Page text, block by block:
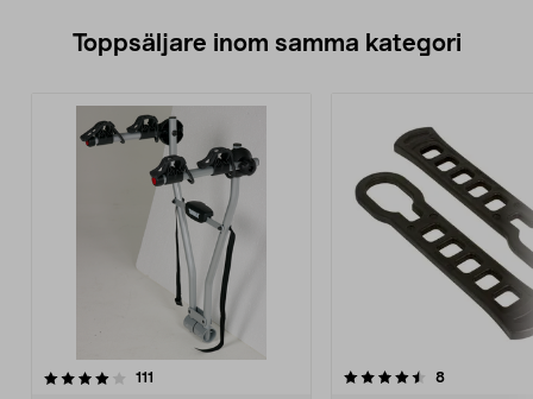
Toppsäljare inom samma kategori
111
4.5 av 5 stjärnor 8recensioner
5.0 av 5 stjärnor